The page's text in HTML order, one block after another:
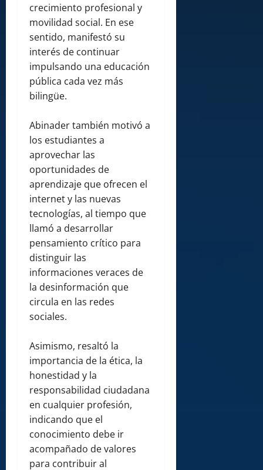
crecimiento profesional y
movilidad social. En ese
sentido, manifestó su
interés de continuar
impulsando una educación
pública cada vez más
bilingüe.
Abinader también motivó a
los estudiantes a
aprovechar las
oportunidades de
aprendizaje que ofrecen el
internet y las nuevas
tecnologías, al tiempo que
llamó a desarrollar
pensamiento crítico para
distinguir las
informaciones veraces de
la desinformación que
circula en las redes
sociales.
Asimismo, resaltó la
importancia de la ética, la
honestidad y la
responsabilidad ciudadana
en cualquier profesión,
indicando que el
conocimiento debe ir
acompañado de valores
para contribuir al